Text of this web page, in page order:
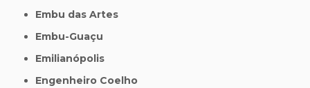
Embu das Artes
Embu-Guaçu
Emilianópolis
Engenheiro Coelho